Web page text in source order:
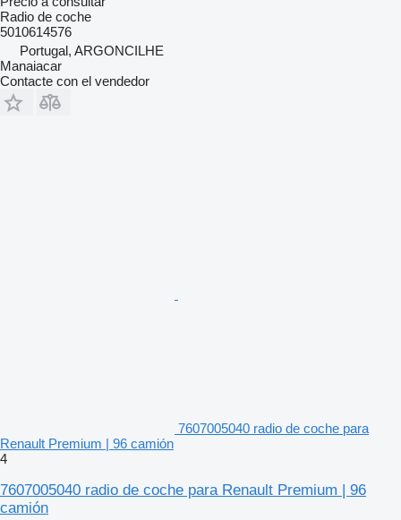
Radio de coche
5010614576
Portugal, ARGONCILHE
Manaiacar
Contacte con el vendedor
7607005040 radio de coche para
Renault Premium | 96 camión
4
7607005040 radio de coche para Renault Premium | 96
camión